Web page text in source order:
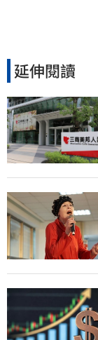
延伸閱讀